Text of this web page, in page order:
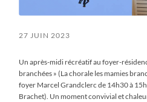
27 JUIN 2023
Un après-midi récréatif au foyer-
branchées » (La chorale les mamies
foyer Marcel Grandclerc de 14h30 à
Brachet). Un moment convivial et